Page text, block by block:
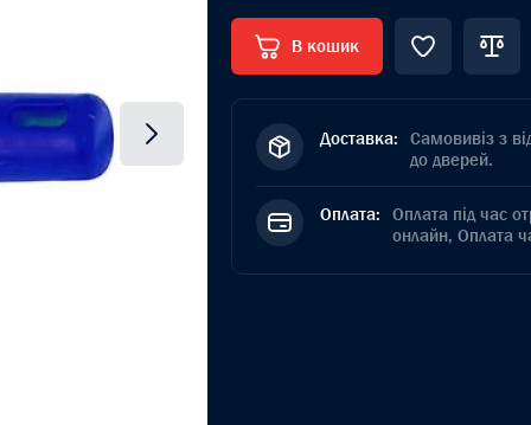
В кошик
Доставка: Самовивіз з
до дверей.
Оплата: Оплата під час
онлайн, Оплата